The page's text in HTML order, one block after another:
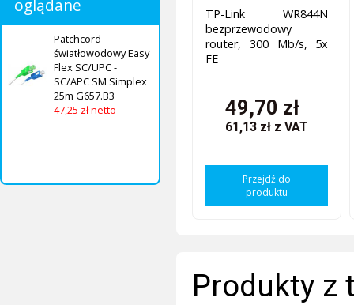
oglądane
Patchcord
światłowodowy Easy
Flex SC/UPC -
SC/APC SM Simplex
25m G657.B3
47,25 zł netto
TP-Link WR844N
bezprzewodowy
router, 300 Mb/s, 5x
FE
49,70 zł
61,13 zł z VAT
Przejdź do
produktu
Produkty z